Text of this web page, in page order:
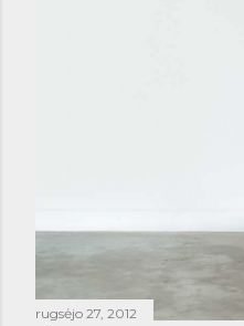
rugsėjo 27, 2012